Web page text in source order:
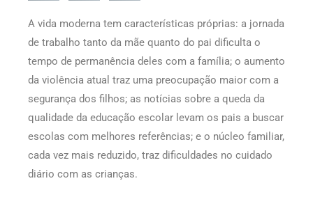
A vida moderna tem características próprias: a jornada
de trabalho tanto da mãe quanto do pai dificulta o
tempo de permanência deles com a família; o aumento
da violência atual traz uma preocupação maior com a
segurança dos filhos; as notícias sobre a queda da
qualidade da educação escolar levam os pais a buscar
escolas com melhores referências; e o núcleo familiar,
cada vez mais reduzido, traz dificuldades no cuidado
diário com as crianças.